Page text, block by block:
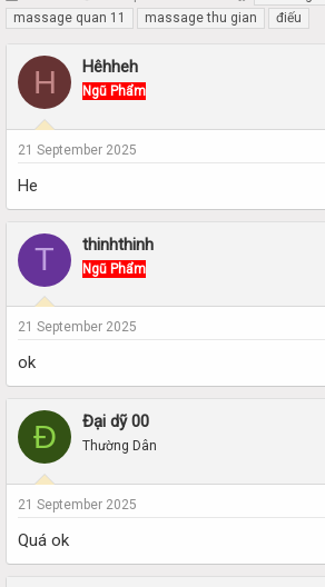
h
r
a
d
t
a
e
t
a
t
d
t
e
massage quan 11
massage thu gian điếu
H Hêhheh
Ngũ Phẩm
21 September 2025
He
T thinhthinh
Ngũ Phẩm
21 September 2025
ok
Đ Đại dỹ 00
Thường Dân
21 September 2025
Quá ok